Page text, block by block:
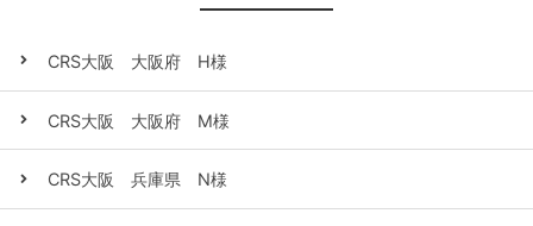
CRS大阪 大阪府 H様
CRS大阪 大阪府 M様
CRS大阪 兵庫県 N様